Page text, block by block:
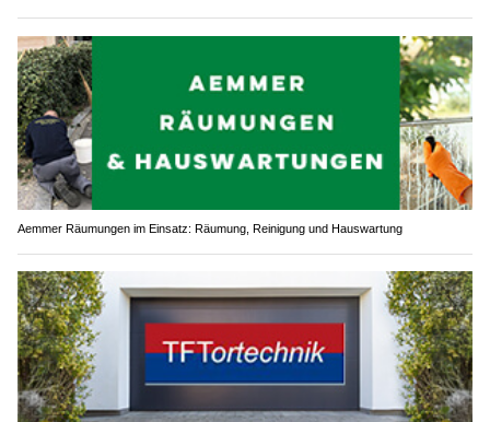
Aemmer Räumungen im Einsatz: Räumung, Reinigung und Hauswartung